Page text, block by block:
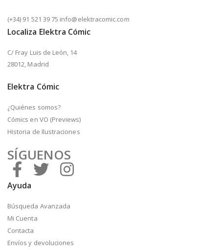
(+34) 91 521 39 75 info@elektracomic.com
Localiza Elektra Cómic
C/ Fray Luis de León, 14
28012, Madrid
Elektra Cómic
¿Quiénes somos?
Cómics en VO (Previews)
Historia de Ilustraciones
SÍGUENOS
Ayuda
Búsqueda Avanzada
Mi Cuenta
Contacta
Envíos y devoluciones